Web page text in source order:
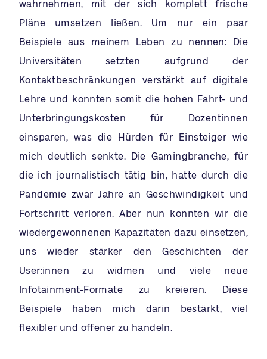
wahrnehmen, mit der sich komplett frische
Pläne umsetzen ließen. Um nur ein paar
Beispiele aus meinem Leben zu nennen: Die
Universitäten setzten aufgrund der
Kontaktbeschränkungen verstärkt auf digitale
Lehre und konnten somit die hohen Fahrt- und
Unterbringungskosten für Dozentinnen
einsparen, was die Hürden für Einsteiger wie
mich deutlich senkte. Die Gamingbranche, für
die ich journalistisch tätig bin, hatte durch die
Pandemie zwar Jahre an Geschwindigkeit und
Fortschritt verloren. Aber nun konnten wir die
wiedergewonnenen Kapazitäten dazu einsetzen,
uns wieder stärker den Geschichten der
User:innen zu widmen und viele neue
Infotainment-Formate zu kreieren. Diese
Beispiele haben mich darin bestärkt, viel
flexibler und offener zu handeln.